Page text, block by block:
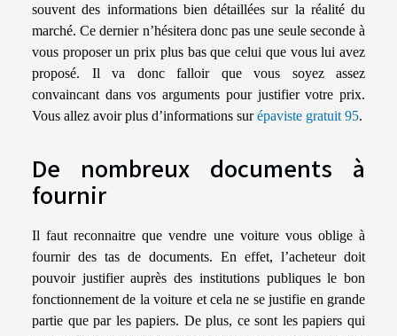
souvent des informations bien détaillées sur la réalité du
marché. Ce dernier n’hésitera donc pas une seule seconde à
vous proposer un prix plus bas que celui que vous lui avez
proposé. Il va donc falloir que vous soyez assez
convaincant dans vos arguments pour justifier votre prix.
Vous allez avoir plus d’informations surépaviste gratuit 95.
De nombreux documents à
fournir
Il faut reconnaitre que vendre une voiture vous oblige à
fournir des tas de documents. En effet, l’acheteur doit
pouvoir justifier auprès des institutions publiques le bon
fonctionnement de la voiture et cela ne se justifie en grande
partie que par les papiers. De plus, ce sont les papiers qui